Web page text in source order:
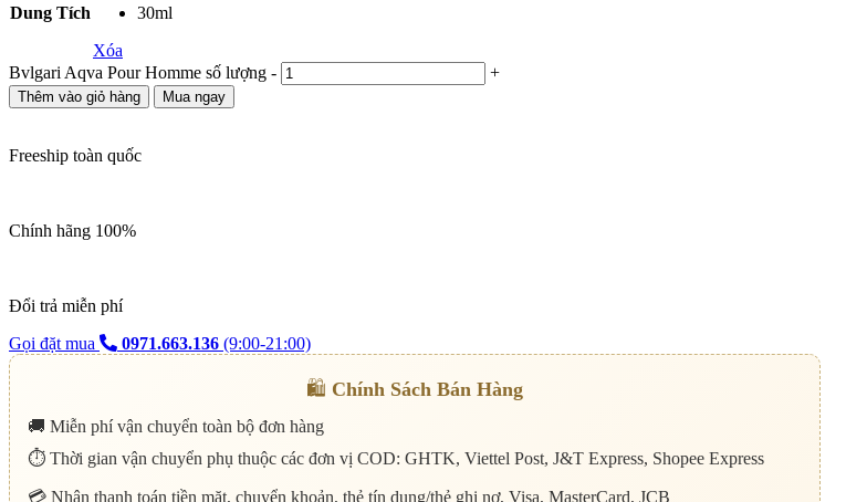
Dung Tích
30ml
Xóa
Bvlgari Aqva Pour Homme số lượng - +
Thêm vào giỏ hàng Mua ngay
Freeship toàn quốc
Chính hãng 100%
Đổi trả miễn phí
Gọi đặt mua
0971.663.136 (9:00-21:00)
🛍️ Chính Sách Bán Hàng
🚚 Miễn phí vận chuyển toàn bộ đơn hàng
⏱️ Thời gian vận chuyển phụ thuộc các đơn vị COD: GHTK, Viettel Post, J&T Express, Shopee Express
💳 Nhận thanh toán tiền mặt, chuyển khoản, thẻ tín dụng/thẻ ghi nợ, Visa, MasterCard, JCB